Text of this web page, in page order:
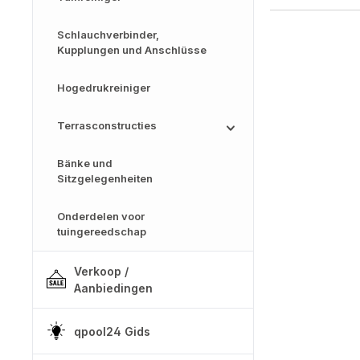
Schlauchverbinder,
Kupplungen und Anschlüsse
Hogedrukreiniger
Terrasconstructies
Bänke und
Sitzgelegenheiten
Onderdelen voor
tuingereedschap
Verkoop /
Aanbiedingen
qpool24 Gids